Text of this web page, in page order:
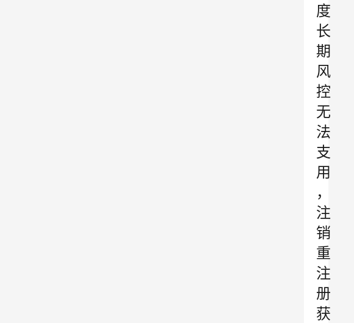
度
长
期
风
控
无
法
支
用
，
注
销
重
注
册
获